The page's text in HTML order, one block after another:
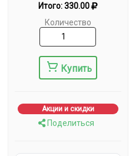
Итого:330.00
Количество
Купить
Акции и скидки
Поделиться